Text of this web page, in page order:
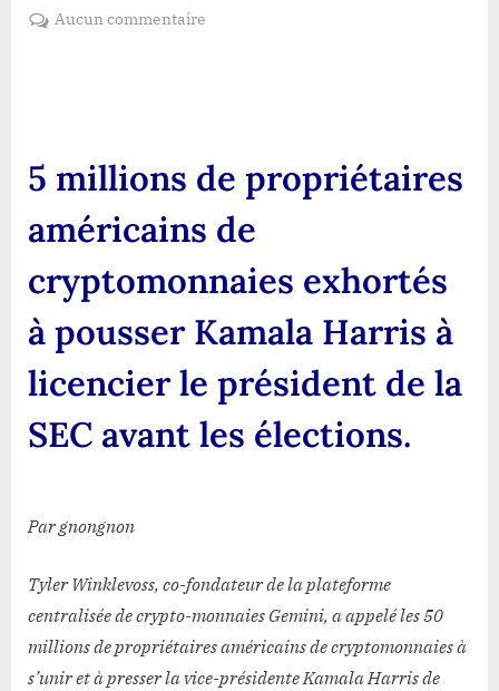
on
Aucun commentaire
de
cryptomonnaies
exhortés
pousser
Kamala
Harris
licencier
le
président
de
élections.
5 millions de propriétaires
américains de
cryptomonnaies exhortés
à pousser Kamala Harris à
licencier le président de la
SEC avant les élections.
Par gnongnon
Tyler Winklevoss, co-fondateur de la plateforme
centralisée de crypto-monnaies Gemini, a appelé les 50
millions de propriétaires américains de cryptomonnaies à
s’unir et à presser la vice-présidente Kamala Harris de